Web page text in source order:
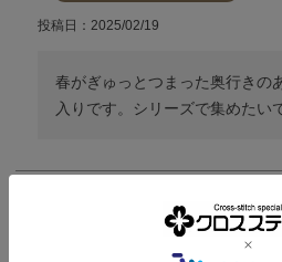
投稿日 2025/02/19
春がぎゅっとつまった奥行きの
入りです。シリーズで集めたい